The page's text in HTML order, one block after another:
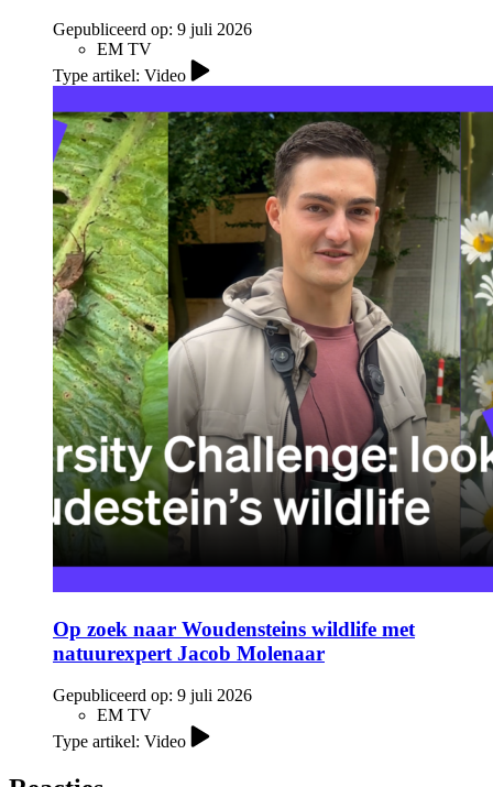
Gepubliceerd op: 9 juli 2026
EM TV
Type artikel: Video
Op zoek naar Woudensteins wildlife met
natuurexpert Jacob Molenaar
Gepubliceerd op: 9 juli 2026
EM TV
Type artikel: Video